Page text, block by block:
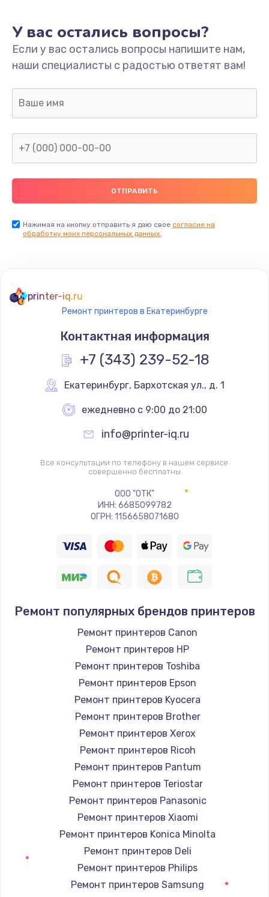
Замена/Pемонт карбюратора
1300 руб.
Заказать
Ремонт капиллярной трубки
400 руб.
Заказать
Замена термостата
1200 руб.
Заказать
Замена реле
700 руб.
Заказать
Замена ТЭНа
Заказать
Замена шнура
Заказать
Замена / ремонт электронного модуля
управления
600 руб.
Заказать
Замена конфорки
Заказать
Замена платы сенсора
Заказать
Замена регулятора режимов конфорки
У вас остались вопросы?
Если у вас остались вопросы напишите нам,
наши специалисты с радостью ответят вам!
Нажимая на кнопку отправить я даю свое согласие на
обработку моих персональных данных.
printer-iq.ru
Ремонт принтеров в Екатеринбурге
Контактная информация
+7 (343) 239-52-18
Екатеринбург, Бархотская ул., д. 1
ежедневно с 9:00 до 21:00
info@printer-iq.ru
Все консультации по телефону в нашем сервисе
совершенно бесплатны
ООО "ОТК"
ИНН: 6685099782
ОГРН: 1156658071680
Ремонт популярных брендов принтеров
Ремонт принтеров Canon
Ремонт принтеров HP
Ремонт принтеров Toshiba
Ремонт принтеров Epson
Ремонт принтеров Kyocera
Ремонт принтеров Brother
Ремонт принтеров Xerox
Ремонт принтеров Ricoh
Ремонт принтеров Pantum
Ремонт принтеров Teriostar
Ремонт принтеров Panasonic
Ремонт принтеров Xiaomi
Ремонт принтеров Konica Minolta
Ремонт принтеров Deli
Ремонт принтеров Philips
Ремонт принтеров Samsung